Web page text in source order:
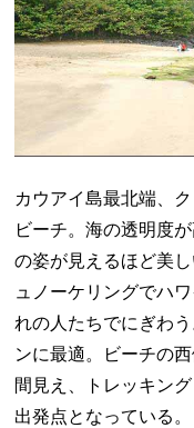
カウアイ島最北端、
ビーチ。海の透明度
の姿が見えるほど美
ュノーケリングでハ
れの人たちでにぎわ
ンに最適。ビーチの
間見え、トレッキン
出発点となっている